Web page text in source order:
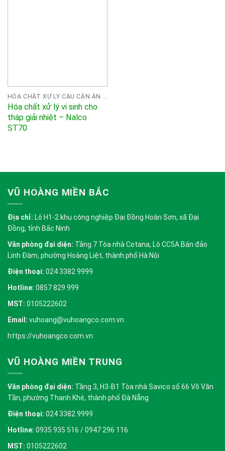
Hóa chất xử lý vi sinh cho
tháp giải nhiệt – Nalco
ST70
VŨ HOÀNG MIỀN BẮC
Địa chỉ: Lô H1-2 khu công nghiệp Đại Đồng Hoàn Sơn, xã Đại
Đồng, tỉnh Bắc Ninh
Văn phòng đại diện: Tầng 7 Tòa nhà Cotana, Lô CC5A Bán đảo
Linh Đàm, phường Hoàng Liệt, thành phố Hà Nội
Điện thoại: 024 3382 9999
Hotline: 0857 829 999
MST: 0105222602
Email: vuhoang@vuhoangco.com.vn
https://vuhoangco.com.vn
VŨ HOÀNG MIỀN TRUNG
Văn phòng đại diện: Tầng 3, H3-B1 Tòa nhà Savico số 66 Võ Văn
Tần, phường Thanh Khê, thành phố Đà Nẵng
Điện thoại: 024 3382 9999
Hotline: 0935 935 516 / 0947 296 116
MST: 0105222602